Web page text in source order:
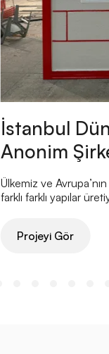
İstanbul
Anonim
Ülkemiz ve
farklı farklı yapılar
Projeyi Gör